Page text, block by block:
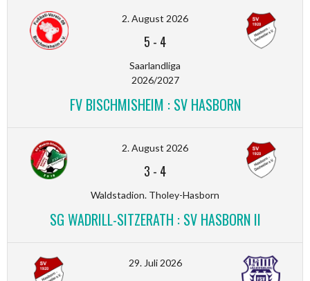
2. August 2026
5 - 4
Saarlandliga
2026/2027
FV BISCHMISHEIM : SV HASBORN
2. August 2026
3 - 4
Waldstadion. Tholey-Hasborn
SG WADRILL-SITZERATH : SV HASBORN II
29. Juli 2026